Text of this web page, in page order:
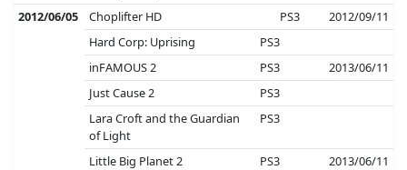
2012/06/05
Choplifter HD PS3
2012/09/11
Hard Corp: Uprising
PS3
inFAMOUS 2
PS3
2013/06/11
Just Cause 2
PS3
Lara Croft and the Guardian
of Light
PS3
Little Big Planet 2 PS3
2013/06/11